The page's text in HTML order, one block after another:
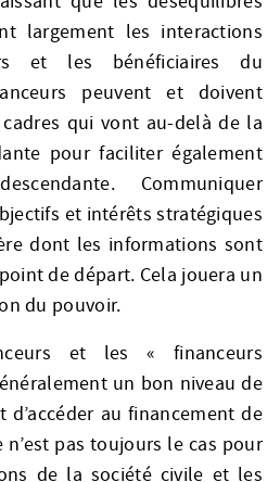
largement les interactions
et les bénéficiaires du
peuvent et doivent
cadres qui vont au-delà de la
pour faciliter également
Communiquer
et intérêts stratégiques
dont les informations sont
de départ. Cela jouera un
du pouvoir.
et les « financeurs
un bon niveau de
d’accéder au financement de
pas toujours le cas pour
de la société civile et les